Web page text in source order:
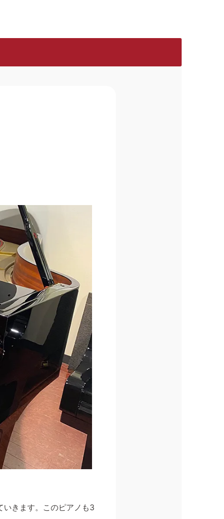
いきます。このピアノも3